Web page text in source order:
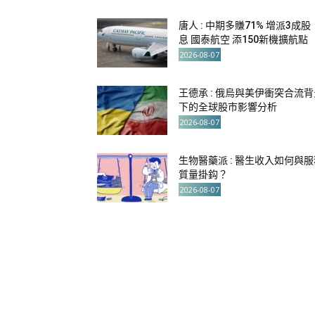
唐人 : 中期多賺71% 增派3成股
息 國泰航空 添150新機擴航點
2026-08-07
王德承 : 俄烏與美伊衝突合流
下的全球股市影響分析
2026-08-07
生物醫藥派 : 醫生收入如何與
質量掛鈎？
2026-08-07